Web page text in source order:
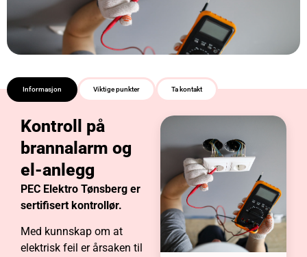
Informasjon Viktige punkter Ta kontakt
Kontroll på
brannalarm og
el-anlegg
PEC Elektro Tønsberg er
sertifisert kontrollør.
Med kunnskap om at
elektrisk feil er årsaken til